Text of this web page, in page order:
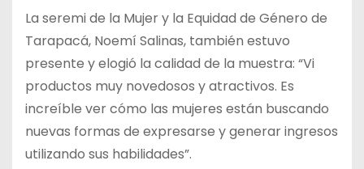
La seremi de la Mujer y la Equidad de Género de
Tarapacá, Noemí Salinas, también estuvo
presente y elogió la calidad de la muestra: “Vi
productos muy novedosos y atractivos. Es
increíble ver cómo las mujeres están buscando
nuevas formas de expresarse y generar ingresos
utilizando sus habilidades”.